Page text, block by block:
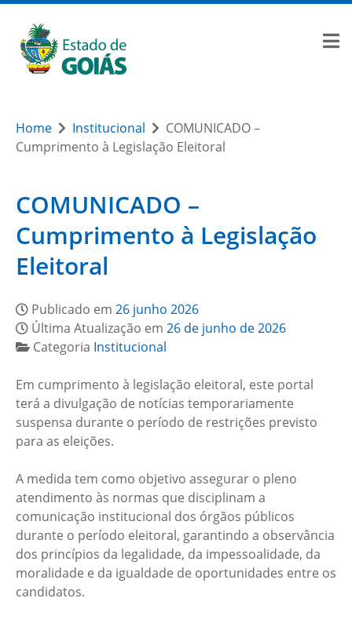
Home Institucional
COMUNICADO –
Cumprimento à Legislação Eleitoral
COMUNICADO –
Cumprimento à Legislação
Eleitoral
Publicado em 26 junho 2026
Última Atualização em 26 de junho de 2026
Categoria Institucional
Em cumprimento à legislação eleitoral, este portal
terá a divulgação de notícias temporariamente
suspensa durante o período de restrições previsto
para as eleições.
A medida tem como objetivo assegurar o pleno
atendimento às normas que disciplinam a
comunicação institucional dos órgãos públicos
durante o período eleitoral, garantindo a observância
dos princípios da legalidade, da impessoalidade, da
moralidade e da igualdade de oportunidades entre os
candidatos.